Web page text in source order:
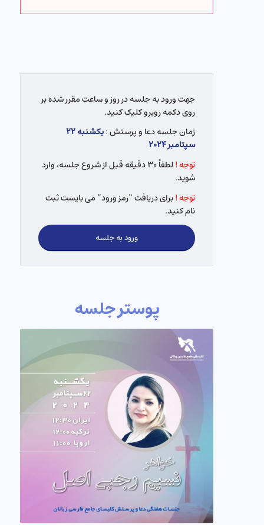
جهت ورود به جلسه در روز و ساعت مقرر شده بر
روی دکمه روبرو کلیک کنید.
زمان جلسه دعا و پرستش :
یکشنبه ۲۲
سپتامبر ۲۰۲۴
توجه !
لطفاً ۳۰ دقیقه قبل از شروع جلسه، وارد
شوید.
توجه !برای دریافت “رمز ورود” می بایست ثبت
نام کنید.
ورود به جلسه
پوستر جلسه